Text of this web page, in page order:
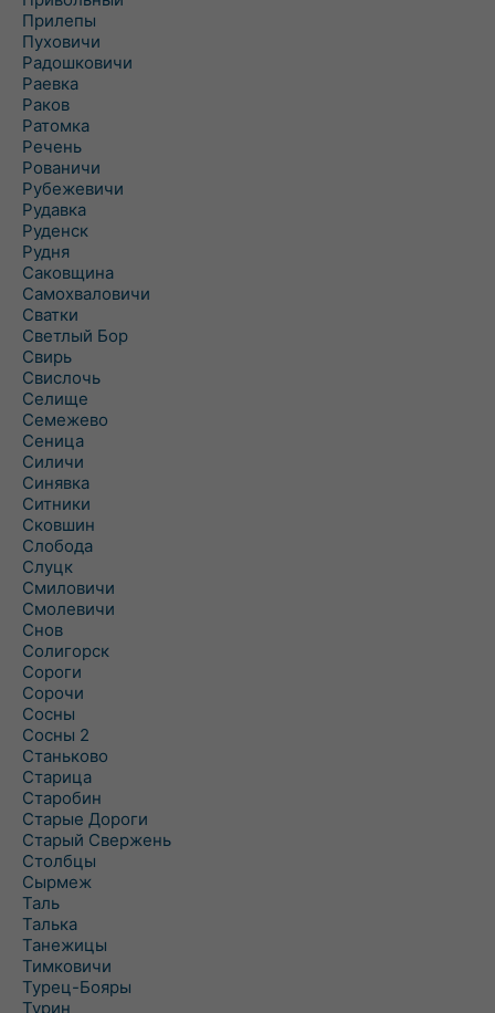
Прилепы
Пуховичи
Радошковичи
Раевка
Раков
Ратомка
Речень
Рованичи
Рубежевичи
Рудавка
Руденск
Рудня
Саковщина
Самохваловичи
Сватки
Светлый Бор
Свирь
Свислочь
Селище
Семежево
Сеница
Силичи
Синявка
Ситники
Сковшин
Слобода
Слуцк
Смиловичи
Смолевичи
Снов
Солигорск
Сороги
Сорочи
Сосны
Сосны 2
Станьково
Старица
Старобин
Старые Дороги
Старый Свержень
Столбцы
Сырмеж
Таль
Талька
Танежицы
Тимковичи
Турец-Бояры
Турин